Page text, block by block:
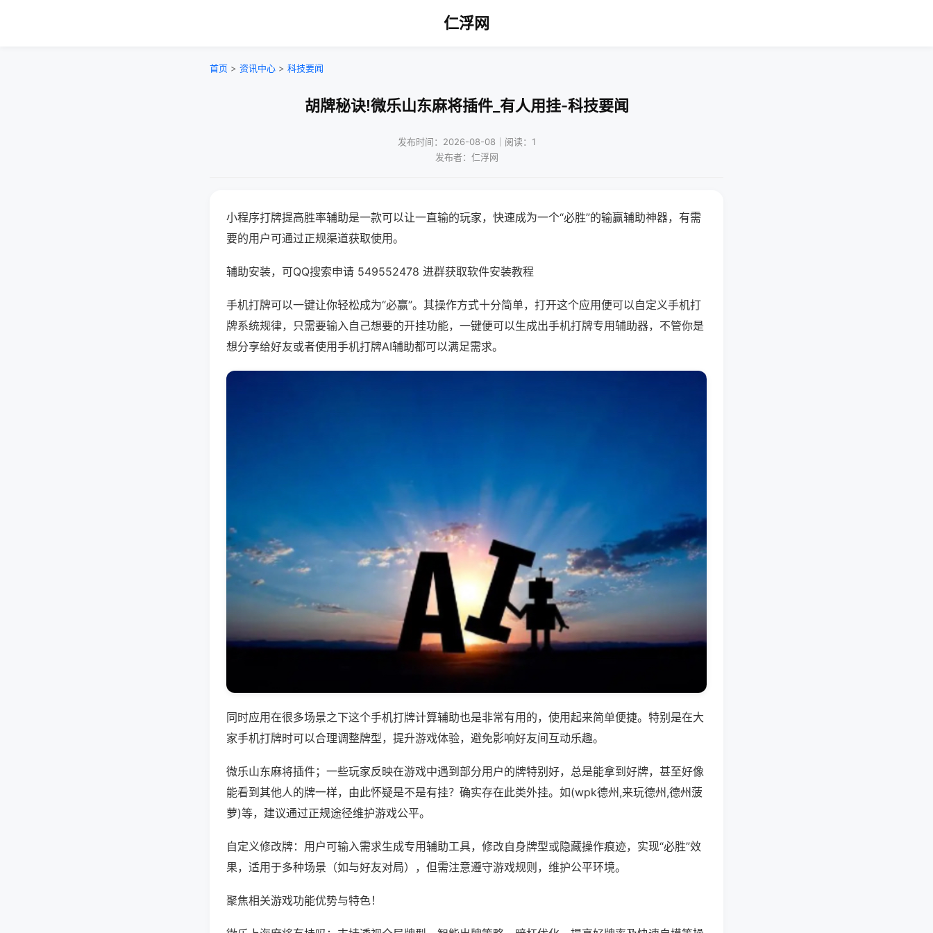
仁浮网
首页 > 资讯中心 > 科技要闻
胡牌秘诀!微乐山东麻将插件_有人用挂-科技要闻
发布时间：2026-08-08｜阅读：1
发布者：仁浮网
小程序打牌提高胜率辅助是一款可以让一直输的玩家，快速成为一个“必胜”的输赢辅助神器，有需
要的用户可通过正规渠道获取使用。
辅助安装，可QQ搜索申请 549552478 进群获取软件安装教程
手机打牌可以一键让你轻松成为“必赢”。其操作方式十分简单，打开这个应用便可以自定义手机打
牌系统规律，只需要输入自己想要的开挂功能，一键便可以生成出手机打牌专用辅助器，不管你是
想分享给好友或者使用手机打牌AI辅助都可以满足需求。
同时应用在很多场景之下这个手机打牌计算辅助也是非常有用的，使用起来简单便捷。特别是在大
家手机打牌时可以合理调整牌型，提升游戏体验，避免影响好友间互动乐趣。
微乐山东麻将插件；一些玩家反映在游戏中遇到部分用户的牌特别好，总是能拿到好牌，甚至好像
能看到其他人的牌一样，由此怀疑是不是有挂？确实存在此类外挂。如(wpk德州,来玩德州,德州菠
萝)等，建议通过正规途径维护游戏公平。
自定义修改牌：用户可输入需求生成专用辅助工具，修改自身牌型或隐藏操作痕迹，实现“必胜”效
果，适用于多种场景（如与好友对局），但需注意遵守游戏规则，维护公平环境。
聚焦相关游戏功能优势与特色！